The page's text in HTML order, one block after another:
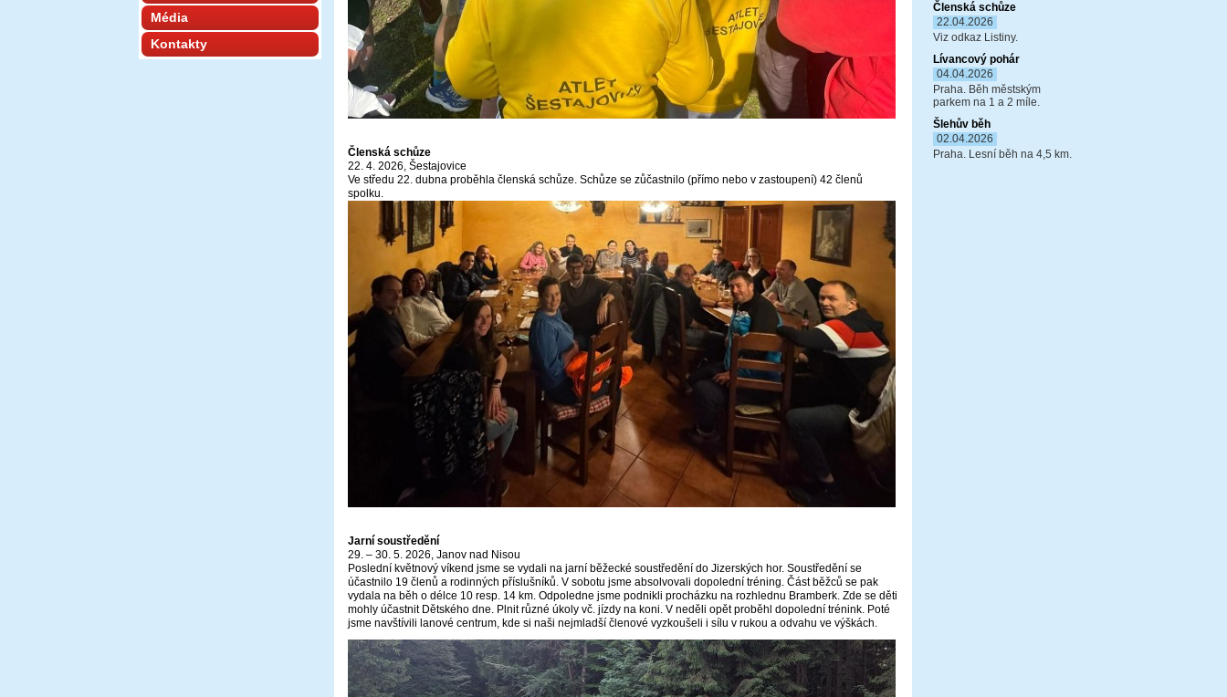
Média
Kontakty
Členská schůze
22.04.2026
Viz odkaz Listiny.
Lívancový pohár
04.04.2026
Praha. Běh městským
parkem na 1 a 2 míle.
Šlehův běh
02.04.2026
Praha. Lesní běh na 4,5 km.
Členská schůze
22. 4. 2026, Šestajovice
Ve středu 22. dubna proběhla členská schůze. Schůze se zůčastnilo (přímo nebo v zastoupení) 42 členů
spolku.
Jarní soustředění
29. – 30. 5. 2026, Janov nad Nisou
Poslední květnový víkend jsme se vydali na jarní běžecké soustředění do Jizerských hor. Soustředění se
účastnilo 19 členů a rodinných příslušníků. V sobotu jsme absolvovali dopolední tréning. Část běžců se pak
vydala na běh o délce 10 resp. 14 km. Odpoledne jsme podnikli procházku na rozhlednu Bramberk. Zde se děti
mohly účastnit Dětského dne. Plnit různé úkoly vč. jízdy na koni. V neděli opět proběhl dopolední trénink. Poté
jsme navštívili lanové centrum, kde si naši nejmladší členové vyzkoušeli i sílu v rukou a odvahu ve výškách.